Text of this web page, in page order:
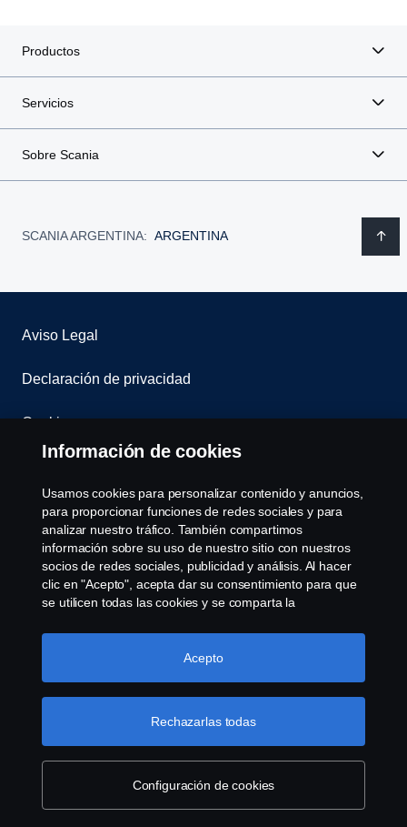
Productos
Servicios
Sobre Scania
SCANIA ARGENTINA: ARGENTINA
Aviso Legal
Declaración de privacidad
Cookies
Sistema de Denuncias
Configuración de cookies
reservados. Scania Argentina S.A.U. - Piedrabuena
5400, Grand Bourg, CP (1615) Buenos Aires,
Argentina. Tel. (54) 03327 45 1000
Información de cookies
Usamos cookies para personalizar contenido y anuncios,
para proporcionar funciones de redes sociales y para
analizar nuestro tráfico. También compartimos
información sobre su uso de nuestro sitio con nuestros
socios de redes sociales, publicidad y análisis. Al hacer
clic en "Acepto", acepta dar su consentimiento para que
se utilicen todas las cookies y se comparta la
haciendo clic en "Configuración de cookies" y
seleccionando las categorías que desea aceptar. Para
Más información sobre su privacidad
Configuración de cookies
Rechazarlas todas
Acepto